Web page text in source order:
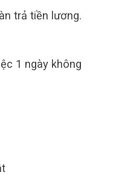
trả tiền lương.
1 ngày không